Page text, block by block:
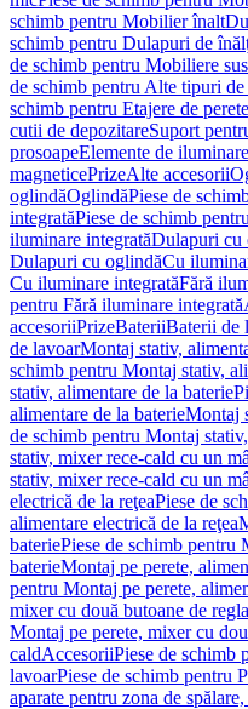
schimb pentru Mobilier înalt
schimb pentru Dulapuri de
de schimb pentru Mobiliere
de schimb pentru Alte tipuri
schimb pentru Etajere de perete
cutii de depozitareSuport
prosoapeElemente de iluminare
magneticePrizeAlte accesorii
oglindăOglindăPiese de
integratăPiese de schimb
iluminare integratăDulapuri cu
Dulapuri cu oglindăCu
Cu iluminare integratăFără
pentru Fără iluminare integrată
accesoriiPrizeBateriiBaterii de
de lavoarMontaj stativ,
schimb pentru Montaj stativ,
stativ, alimentare de la baterie
alimentare de la baterieMontaj
de schimb pentru Montaj
stativ, mixer rece-cald cu un
stativ, mixer rece-cald cu un
electrică de la reţeaPiese de
alimentare electrică de la reţea
bateriePiese de schimb pentru
baterieMontaj pe perete,
pentru Montaj pe perete,
mixer cu două butoane de
Montaj pe perete, mixer cu
caldAccesoriiPiese de schimb
lavoarPiese de schimb pentru
aparate pentru zona de